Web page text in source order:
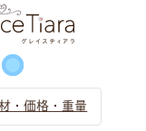
上品なデザイン
急上昇中！
・価格・重量